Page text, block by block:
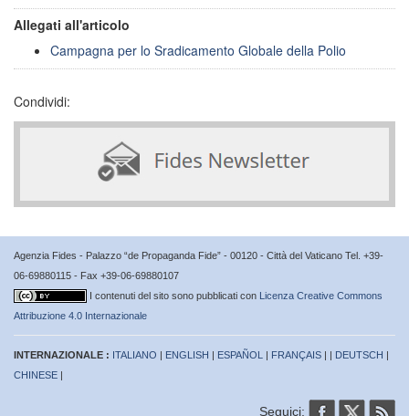
Allegati all'articolo
Campagna per lo Sradicamento Globale della Polio
Condividi:
Agenzia Fides - Palazzo “de Propaganda Fide” - 00120 - Città del Vaticano Tel. +39-
06-69880115 - Fax +39-06-69880107
I contenuti del sito sono pubblicati con Licenza Creative Commons
Attribuzione 4.0 Internazionale
INTERNAZIONALE : ITALIANO | ENGLISH | ESPAÑOL | FRANÇAIS | | DEUTSCH |
CHINESE |
Seguici: